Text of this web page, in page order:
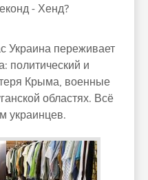
- Хенд?
Украина переживает
политический и
Крыма, военные
областях. Всё
украинцев.